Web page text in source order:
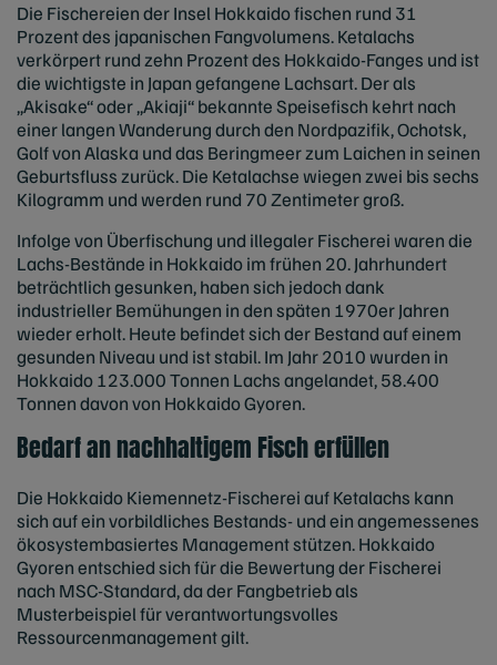
Die Fischereien der Insel Hokkaido fischen rund 31
Prozent des japanischen Fangvolumens. Ketalachs
verkörpert rund zehn Prozent des Hokkaido-Fanges und ist
die wichtigste in Japan gefangene Lachsart. Der als
„Akisake“ oder „Akiaji“ bekannte Speisefisch kehrt nach
einer langen Wanderung durch den Nordpazifik, Ochotsk,
Golf von Alaska und das Beringmeer zum Laichen in seinen
Geburtsfluss zurück. Die Ketalachse wiegen zwei bis sechs
Kilogramm und werden rund 70 Zentimeter groß.
Infolge von Überfischung und illegaler Fischerei waren die
Lachs-Bestände in Hokkaido im frühen 20. Jahrhundert
beträchtlich gesunken, haben sich jedoch dank
industrieller Bemühungen in den späten 1970er Jahren
wieder erholt. Heute befindet sich der Bestand auf einem
gesunden Niveau und ist stabil. Im Jahr 2010 wurden in
Hokkaido 123.000 Tonnen Lachs angelandet, 58.400
Tonnen davon von Hokkaido Gyoren.
Bedarf an nachhaltigem Fisch erfüllen
Die Hokkaido Kiemennetz-Fischerei auf Ketalachs kann
sich auf ein vorbildliches Bestands- und ein angemessenes
ökosystembasiertes Management stützen. Hokkaido
Gyoren entschied sich für die Bewertung der Fischerei
nach MSC-Standard, da der Fangbetrieb als
Musterbeispiel für verantwortungsvolles
Ressourcenmanagement gilt.